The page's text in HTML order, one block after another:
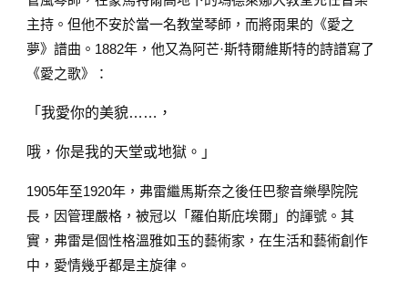
主持。但他不安於當一名教堂琴師，而將雨果的《愛之
夢》譜曲。1882年，他又為阿芒·斯特爾維斯特的詩譜寫了
《愛之歌》：
「我愛你的美貌……，
哦，你是我的天堂或地獄。」
1905年至1920年，弗雷繼馬斯奈之後任巴黎音樂學院院
長，因管理嚴格，被冠以「羅伯斯庇埃爾」的諢號。其
實，弗雷是個性格溫雅如玉的藝術家，在生活和藝術創作
中，愛情幾乎都是主旋律。